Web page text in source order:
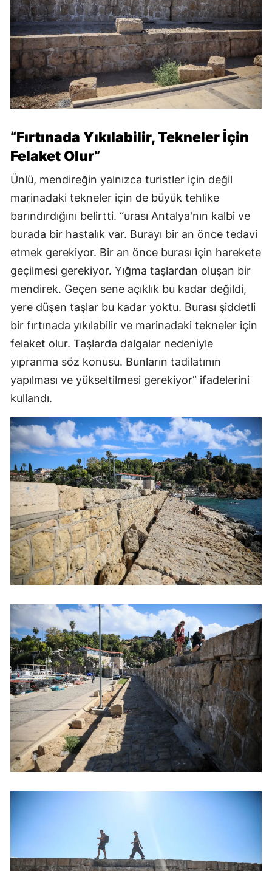
“Fırtınada Yıkılabilir, Tekneler İçin
Felaket Olur”
Ünlü, mendireğin yalnızca turistler için değil
marinadaki tekneler için de büyük tehlike
barındırdığını belirtti. “urası Antalya'nın kalbi ve
burada bir hastalık var. Burayı bir an önce tedavi
etmek gerekiyor. Bir an önce burası için harekete
geçilmesi gerekiyor. Yığma taşlardan oluşan bir
mendirek. Geçen sene açıklık bu kadar değildi,
yere düşen taşlar bu kadar yoktu. Burası şiddetli
bir fırtınada yıkılabilir ve marinadaki tekneler için
felaket olur. Taşlarda dalgalar nedeniyle
yıpranma söz konusu. Bunların tadilatının
yapılması ve yükseltilmesi gerekiyor” ifadelerini
kullandı.